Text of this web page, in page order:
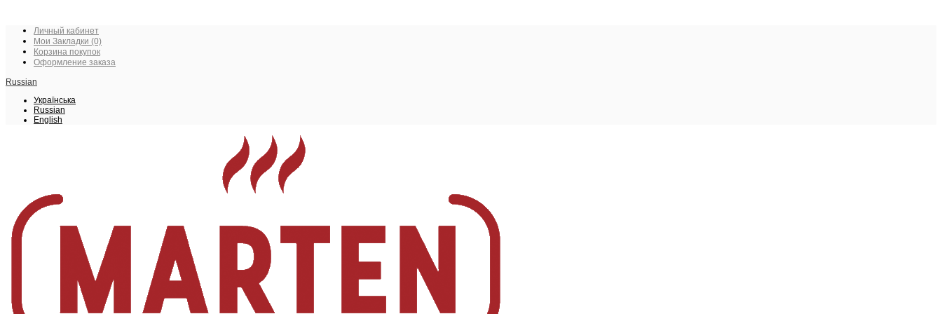
Личный кабинет
Мои Закладки (0)
Корзина покупок
Оформление заказа
Russian
Українська
Russian
English